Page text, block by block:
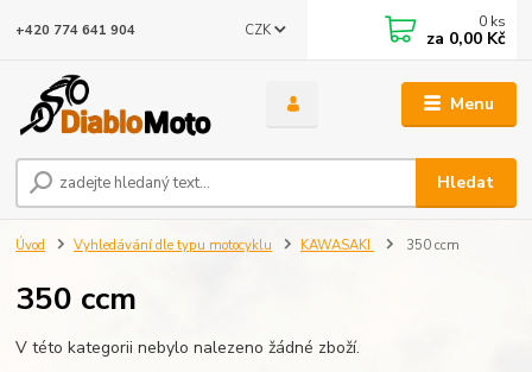
Menu
CZK
Hledat
+420 774 641 904 0 ks
za 0,00 Kč
Úvod Vyhledávání dle typu motocyklu KAWASAKI 350 ccm
350 ccm
V této kategorii nebylo nalezeno žádné zboží.